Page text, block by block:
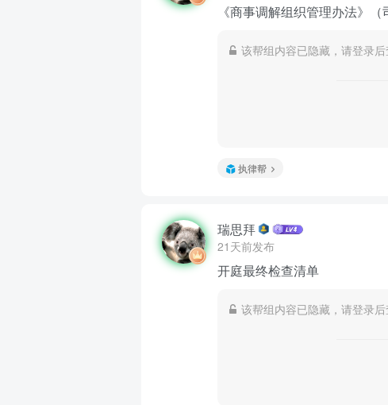
《商事调解组织管理办法》
该帮组内容已隐藏，请登录后
执律帮
瑞思拜
21天前发布
开庭最终检查清单
该帮组内容已隐藏，请登录后